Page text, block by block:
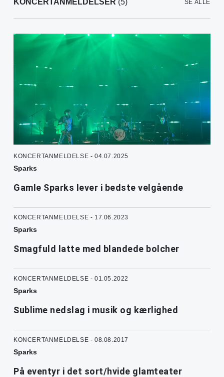
KONCERTANMELDELSER (5) SE ALLE
KONCERTANMELDELSE - 04.07.2025
Sparks
Gamle Sparks lever i bedste velgående
KONCERTANMELDELSE - 17.06.2023
Sparks
Smagfuld latte med blandede bolcher
KONCERTANMELDELSE - 01.05.2022
Sparks
Sublime nedslag i musik og kærlighed
KONCERTANMELDELSE - 08.08.2017
Sparks
På eventyr i det sort/hvide glamteater